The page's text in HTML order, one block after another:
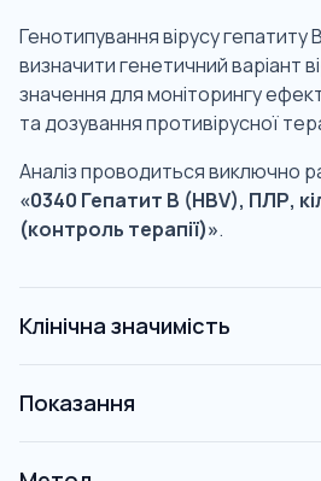
Генотипування вірусу гепатиту
визначити генетичний варіант
значення для моніторингу
та дозування противірусної
Аналіз проводиться виключно
«0340 Гепатит B (HBV), ПЛР,
(контроль терапії)».
Клінічна значимість
Показання